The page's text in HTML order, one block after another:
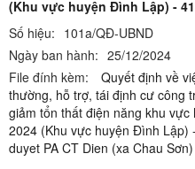
(Khu vực huyện Đình Lập) -
Số hiệu: 101a/QĐ-UBND
Ngày ban hành: 25/12/2024
File đính kèm:
Quyết định về
thường, hỗ trợ, tái định cư công
giảm tổn thất điện năng khu
2024 (Khu vực huyện Đình Lập)
duyet PA CT Dien (xa Chau Sơn)